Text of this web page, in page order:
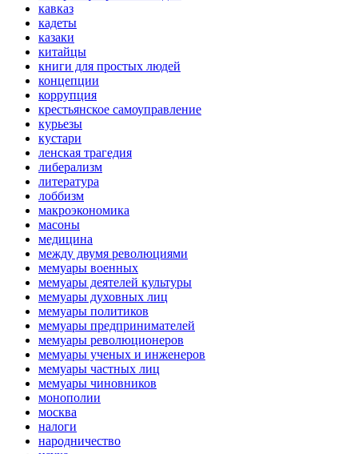
кавказ
кадеты
казаки
китайцы
книги для простых людей
концепции
коррупция
крестьянское самоуправление
курьезы
кустари
ленская трагедия
либерализм
литература
лоббизм
макроэкономика
масоны
медицина
между двумя революциями
мемуары военных
мемуары деятелей культуры
мемуары духовных лиц
мемуары политиков
мемуары предпринимателей
мемуары революционеров
мемуары ученых и инженеров
мемуары частных лиц
мемуары чиновников
монополии
москва
налоги
народничество